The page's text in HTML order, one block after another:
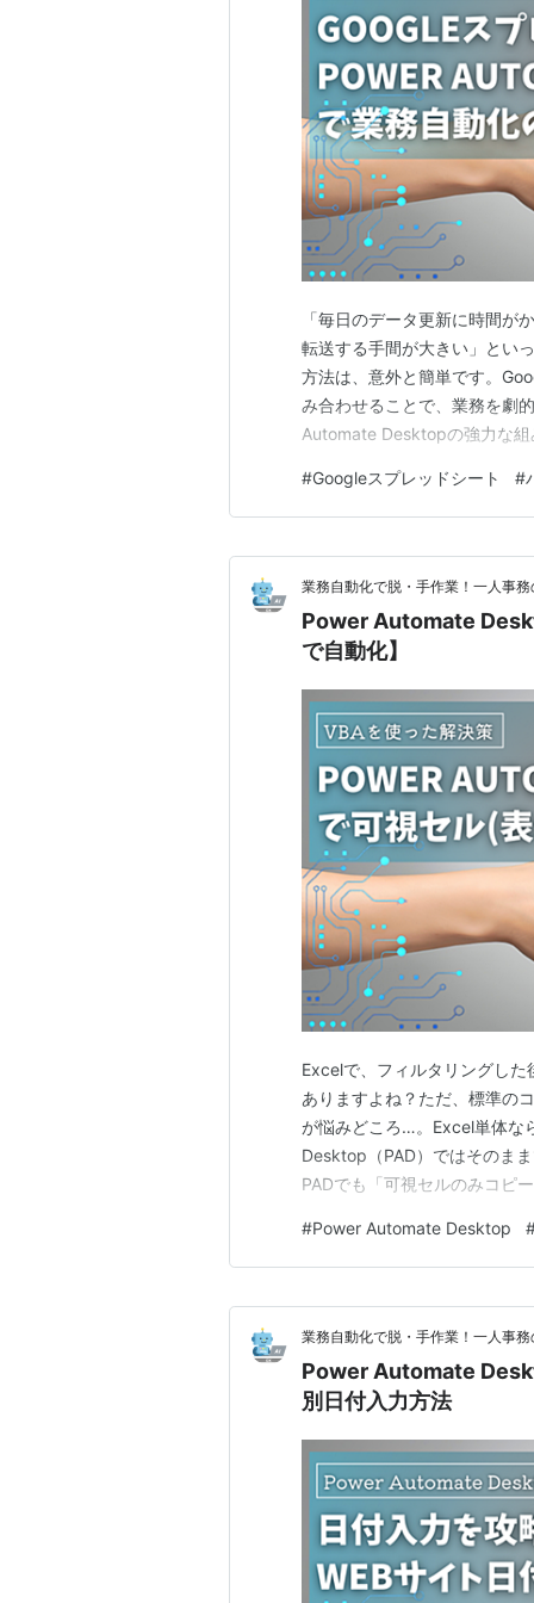
「毎日のデータ更新に時間が
転送する手間が大きい」とい
方法は、意外と簡単です。
み合わせることで、業務を劇
Automate Desktopの強力な組
でデータを入力したり更新し
#Googleスプレッドシート #
業務自動化で脱・手作業！一人事
Power Automate
で自動化】
Excelで、フィルタリングし
ありますよね？ただ、標準の
が悩みどころ…。Excel単体な
Desktop（PAD）ではそのま
PADでも「可視セルのみコピ
ーの方法 1. Excelを起動し、
#Power Automate Desktop
業務自動化で脱・手作業！一人事
Power Automate
別日付入力方法